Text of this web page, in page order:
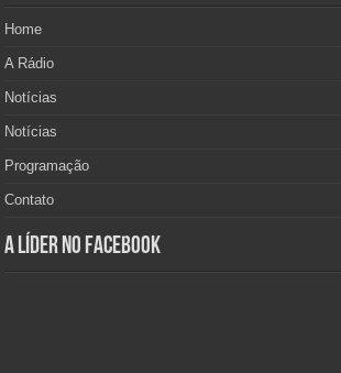
Home
A Rádio
Notícias
Notícias
Programação
Contato
A Líder no Facebook